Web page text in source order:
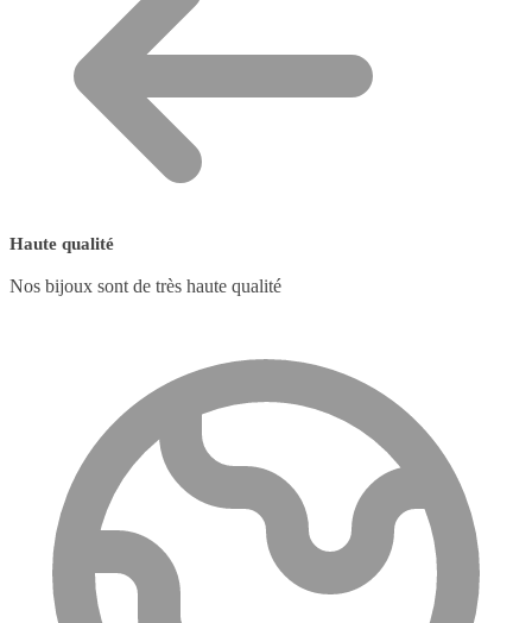
Haute qualité
Nos bijoux sont de très haute qualité